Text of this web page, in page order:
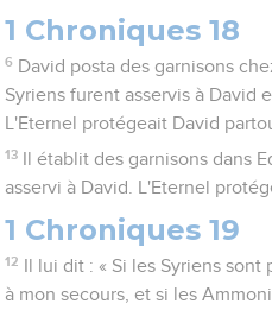
1 Chroniques 18
6 David posta des garnisons
Syriens furent asservis à David
L'Eternel protégeait David
13
Il établit des garnisons dans
asservi à David. L'Eternel
1 Chroniques 19
12
Il lui dit : « Si les Syriens
à mon secours, et si les